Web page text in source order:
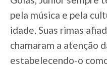
pela música e pela
idade. Suas rimas
chamaram a atenção
estabelecendo-o